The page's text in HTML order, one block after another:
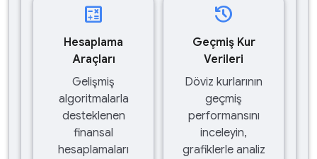
calculate
Hesaplama
Araçları
Gelişmiş
algoritmalarla
desteklenen
finansal
hesaplamaları
history
Geçmiş Kur
Verileri
Döviz kurlarının
geçmiş
performansını
inceleyin,
grafiklerle analiz